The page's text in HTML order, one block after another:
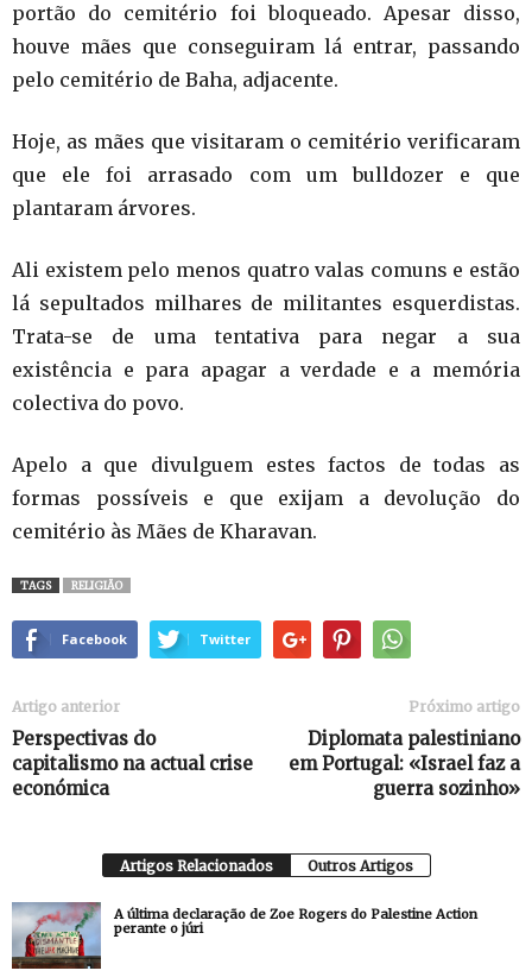
portão do cemitério foi bloqueado. Apesar disso,
houve mães que conseguiram lá entrar, passando
pelo cemitério de Baha, adjacente.
Hoje, as mães que visitaram o cemitério verificaram
que ele foi arrasado com um bulldozer e que
plantaram árvores.
Ali existem pelo menos quatro valas comuns e estão
lá sepultados milhares de militantes esquerdistas.
Trata-se de uma tentativa para negar a sua
existência e para apagar a verdade e a memória
colectiva do povo.
Apelo a que divulguem estes factos de todas as
formas possíveis e que exijam a devolução do
cemitério às Mães de Kharavan.
TAGS RELIGIÃO
Facebook Twitter
Artigo anterior
Perspectivas do
capitalismo na actual crise
económica
Próximo artigo
Diplomata palestiniano
em Portugal: «Israel faz a
guerra sozinho»
Artigos Relacionados Outros Artigos
A última declaração de Zoe Rogers do Palestine Action
perante o júri